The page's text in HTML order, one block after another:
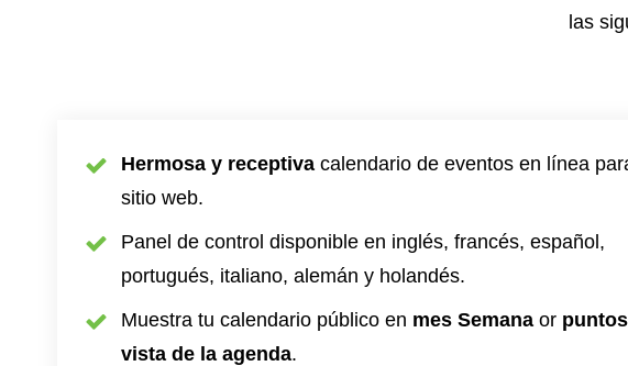
las
Hermosa y receptiva calendario de eventos en línea
sitio web.
Panel de control disponible en inglés, francés, español,
portugués, italiano, alemán y holandés.
Muestra tu calendario público en mes Semana or
vista de la agenda.